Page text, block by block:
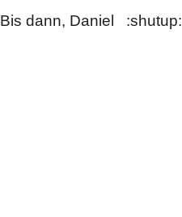
Bis dann, Daniel :shutup: